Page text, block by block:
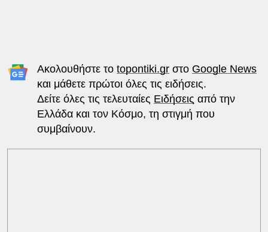
Ακολουθήστε το topontiki.grστο Google News
και μάθετε πρώτοι όλες τις ειδήσεις.
Δείτε όλες τις τελευταίες Ειδήσεις από την
Ελλάδα και τον Κόσμο, τη στιγμή που
συμβαίνουν.